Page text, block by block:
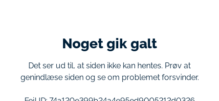
Noget gik galt
Det ser ud til, at siden ikke kan hentes. Prøv at
genindlæse siden og se om problemet forsvinder.